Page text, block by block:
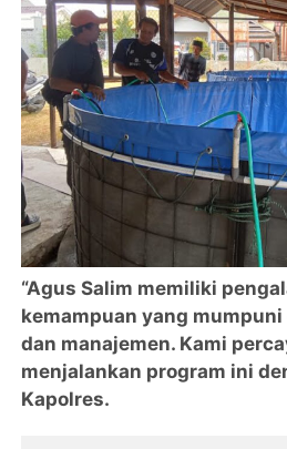
“Agus Salim memiliki
kemampuan yang
dan manajemen. Kami
menjalankan program ini
Kapolres.